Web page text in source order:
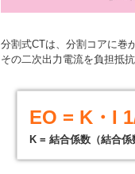
分割式CTは、分割コアに巻
その二次出力電流を負担抵
EO = K・I
K = 結合係数（結合係